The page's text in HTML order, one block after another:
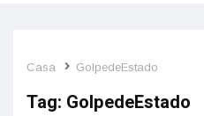
Casa GolpedeEstado
Tag: GolpedeEstado